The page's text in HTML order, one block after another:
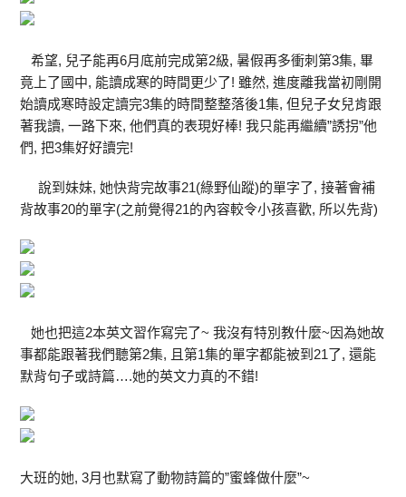
希望, 兒子能再6月底前完成第2級, 暑假再多衝刺第3集, 畢
竟上了國中, 能讀成寒的時間更少了! 雖然, 進度離我當初剛開
始讀成寒時設定讀完3集的時間整整落後1集, 但兒子女兒肯跟
著我讀, 一路下來, 他們真的表現好棒! 我只能再繼續”誘拐”他
們, 把3集好好讀完!
說到妹妹, 她快背完故事21(綠野仙蹤)的單字了, 接著會補
背故事20的單字(之前覺得21的內容較令小孩喜歡, 所以先背)
她也把這2本英文習作寫完了~ 我沒有特別教什麼~因為她故
事都能跟著我們聽第2集, 且第1集的單字都能被到21了, 還能
默背句子或詩篇….她的英文力真的不錯!
大班的她, 3月也默寫了動物詩篇的”蜜蜂做什麼”~